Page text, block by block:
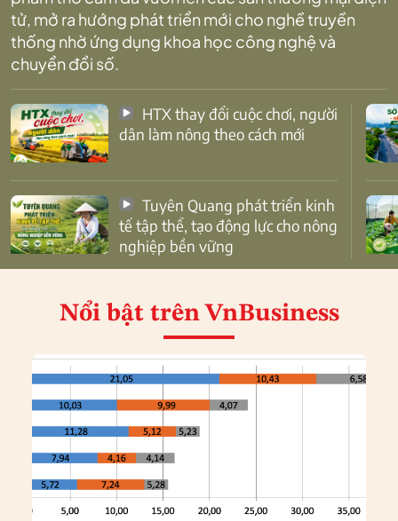
tử, mở ra hướng phát triển mới cho nghề truyền
thống nhờ ứng dụng khoa học công nghệ và
chuyển đổi số.
dân làm nông theo cách mới
tế tập thể, tạo động lực cho nông
nghiệp bền vững
Nổi bật trên VnBusiness